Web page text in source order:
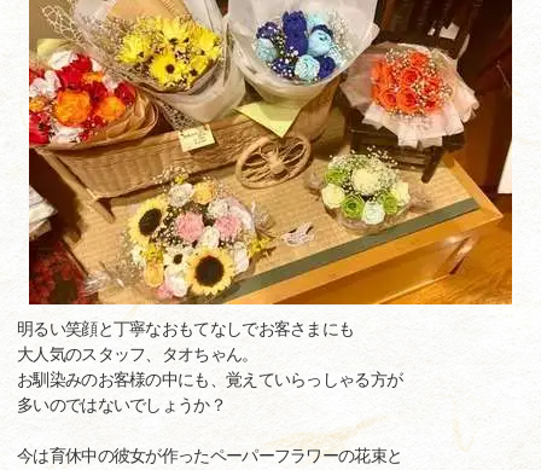
明るい笑顔と丁寧なおもてなしでお客さまにも
大人気のスタッフ、タオちゃん。
お馴染みのお客様の中にも、覚えていらっしゃる方が
多いのではないでしょうか？
今は育休中の彼女が作ったペーパーフラワーの花束と